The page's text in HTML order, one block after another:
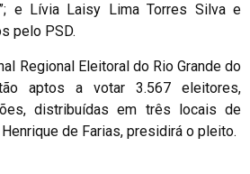
e Lívia Laisy Lima Torres Silva e
pelo PSD.
Regional Eleitoral do Rio Grande do
aptos a votar 3.567 eleitores,
distribuídas em três locais de
de Farias, presidirá o pleito.